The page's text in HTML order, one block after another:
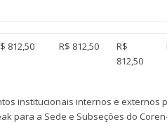
812,50 R$ 812,50
R$
812,50
institucionais internos e externos
para a Sede e Subseções do